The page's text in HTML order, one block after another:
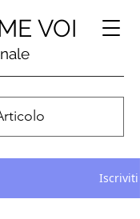
VOI
Iscriviti